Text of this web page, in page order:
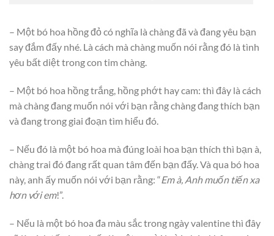
– Một bó hoa hồng đỏ có nghĩa là chàng đã và đang yêu bạn
say đắm đấy nhé. Là cách mà chàng muốn nói rằng đó là tình
yêu bất diệt trong con tim chàng.
– Một bó hoa hồng trắng, hồng phớt hay cam: thì đây là cách
mà chàng đang muốn nói với bạn rằng chàng đang thích bạn
và đang trong giai đoạn tìm hiểu đó.
– Nếu đó là một bó hoa mà đúng loài hoa bạn thích thì bạn à,
chàng trai đó đang rất quan tâm đến bạn đấy. Và qua bó hoa
này, anh ấy muốn nói với bạn rằng: “Em à, Anh muốn tiến xa
hơn với em!”.
– Nếu là một bó hoa đa màu sắc trong ngày valentine thì đây